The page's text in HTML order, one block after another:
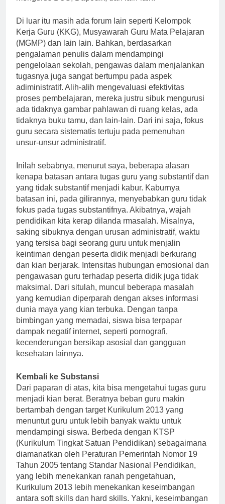
Di luar itu masih ada forum lain seperti Kelompok
Kerja Guru (KKG), Musyawarah Guru Mata Pelajaran
(MGMP) dan lain lain. Bahkan, berdasarkan
pengalaman penulis dalam mendampingi
pengelolaan sekolah, pengawas dalam menjalankan
tugasnya juga sangat bertumpu pada aspek
adiministratif. Alih-alih mengevaluasi efektivitas
proses pembelajaran, mereka justru sibuk mengurusi
ada tidaknya gambar pahlawan di ruang kelas, ada
tidaknya buku tamu, dan lain-lain. Dari ini saja, fokus
guru secara sistematis tertuju pada pemenuhan
unsur-unsur administratif.
Inilah sebabnya, menurut saya, beberapa alasan
kenapa batasan antara tugas guru yang substantif dan
yang tidak substantif menjadi kabur. Kaburnya
batasan ini, pada gilirannya, menyebabkan guru tidak
fokus pada tugas substantifnya. Akibatnya, wajah
pendidikan kita kerap dilanda rmasalah. Misalnya,
saking sibuknya dengan urusan administratif, waktu
yang tersisa bagi seorang guru untuk menjalin
keintiman dengan peserta didik menjadi berkurang
dan kian berjarak. Intensitas hubungan emosional dan
pengawasan guru terhadap peserta didik juga tidak
maksimal. Dari situlah, muncul beberapa masalah
yang kemudian diperparah dengan akses informasi
dunia maya yang kian terbuka. Dengan tanpa
bimbingan yang memadai, siswa bisa terpapar
dampak negatif internet, seperti pornografi,
kecenderungan bersikap asosial dan gangguan
kesehatan lainnya.
Kembali ke Substansi
Dari paparan di atas, kita bisa mengetahui tugas guru
menjadi kian berat. Beratnya beban guru makin
bertambah dengan target Kurikulum 2013 yang
menuntut guru untuk lebih banyak waktu untuk
mendampingi siswa. Berbeda dengan KTSP
(Kurikulum Tingkat Satuan Pendidikan) sebagaimana
diamanatkan oleh Peraturan Pemerintah Nomor 19
Tahun 2005 tentang Standar Nasional Pendidikan,
yang lebih menekankan ranah pengetahuan,
Kurikulum 2013 lebih menekankan keseimbangan
antara soft skills dan hard skills. Yakni, keseimbangan